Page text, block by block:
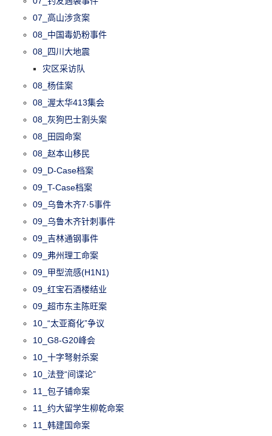
07_高山涉贪案
08_中国毒奶粉事件
08_四川大地震
灾区采访队
08_杨佳案
08_渥太华413集会
08_灰狗巴士割头案
08_田园命案
08_赵本山移民
09_D-Case档案
09_T-Case档案
09_乌鲁木齐7·5事件
09_乌鲁木齐针刺事件
09_吉林通钢事件
09_弗州理工命案
09_甲型流感(H1N1)
09_红宝石酒楼结业
09_超市东主陈旺案
10_“太亚裔化”争议
10_G8-G20峰会
10_十字弩射杀案
10_法登“间谍论”
11_包子铺命案
11_约大留学生柳乾命案
11_韩建国命案